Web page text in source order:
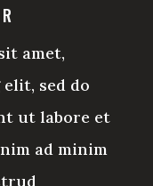
amet,
sed do
ut labore et
ad minim